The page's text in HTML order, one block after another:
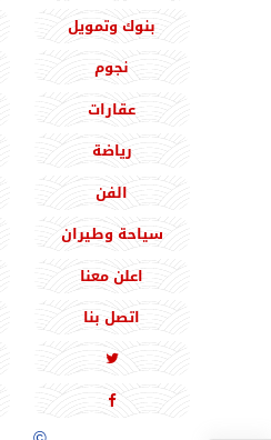
بنوك وتمويل
نجوم
عقارات
رياضة
الفن
سياحة وطيران
اعلن معنا
اتصل بنا

